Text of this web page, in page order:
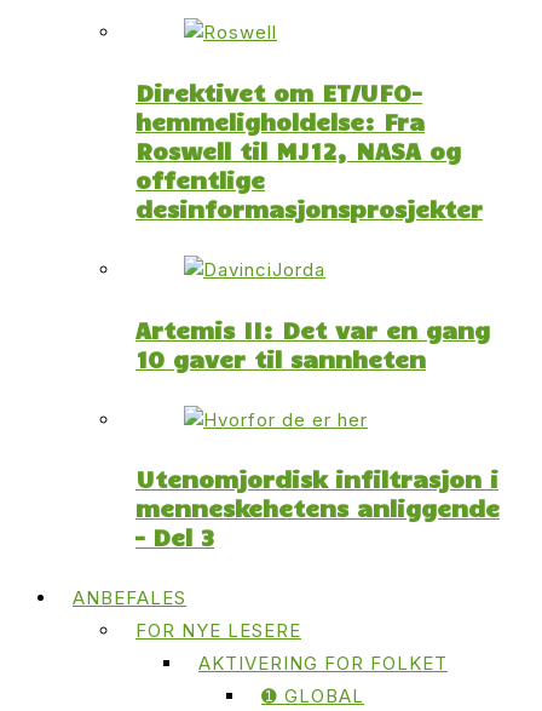
Direktivet om ET/UFO-
hemmeligholdelse: Fra
Roswell til MJ12, NASA og
offentlige
desinformasjonsprosjekter
Artemis II: Det var en gang
10 gaver til sannheten
Utenomjordisk infiltrasjon i
menneskehetens anliggende
– Del 3
ANBEFALES
FOR NYE LESERE
AKTIVERING FOR FOLKET
➊ GLOBAL